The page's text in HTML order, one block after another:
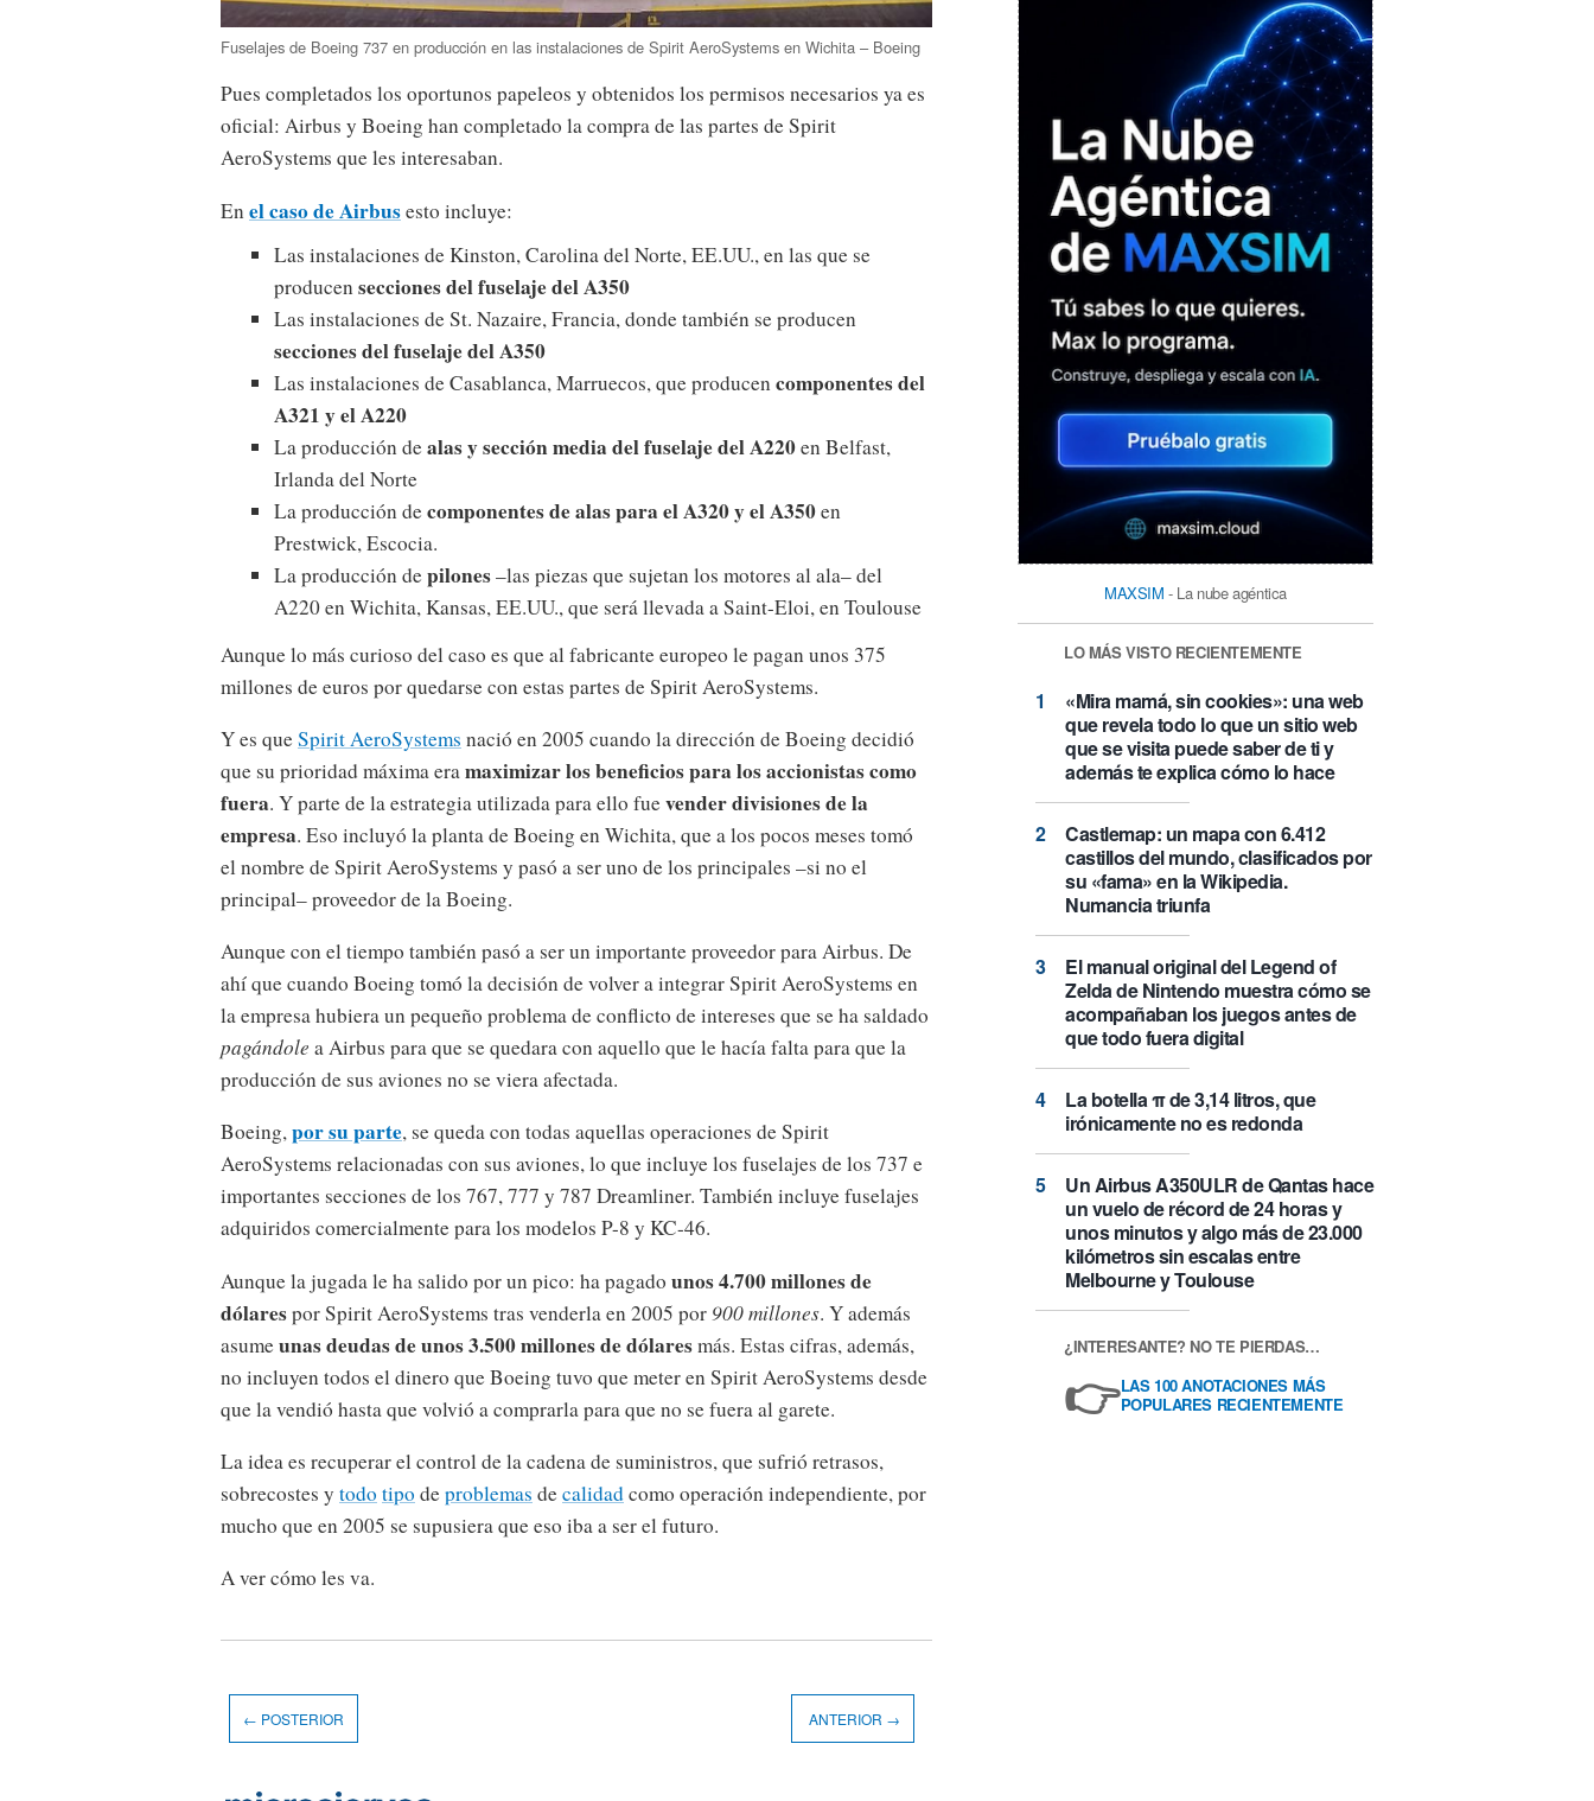
Fuselajes de Boeing 737 en producción en las instalaciones de Spirit AeroSystems en Wichita – Boeing
Pues completados los oportunos papeleos y obtenidos los permisos necesarios ya es
oficial: Airbus y Boeing han completado la compra de las partes de Spirit
AeroSystems que les interesaban.
En el caso de Airbusesto incluye:
Las instalaciones de Kinston, Carolina del Norte, EE.UU., en las que se
producensecciones del fuselaje del A350
Las instalaciones de St. Nazaire, Francia, donde también se producen
secciones del fuselaje del A350
Las instalaciones de Casablanca, Marruecos, que producencomponentes del
A321 y el A220
La producción dealas y sección media del fuselaje del A220en Belfast,
Irlanda del Norte
La producción decomponentes de alas para el A320 y el A350en
Prestwick, Escocia.
La producción depilones–las piezas que sujetan los motores al ala– del
A220 en Wichita, Kansas, EE.UU., que será llevada a Saint-Eloi, en Toulouse
Aunque lo más curioso del caso es que al fabricante europeo le pagan unos 375
millones de euros por quedarse con estas partes de Spirit AeroSystems.
Y es queSpirit AeroSystems nació en 2005 cuando la dirección de Boeing decidió
que su prioridad máxima eramaximizar los beneficios para los accionistas como
fuera. Y parte de la estrategia utilizada para ello fuevender divisiones de la
empresa. Eso incluyó la planta de Boeing en Wichita, que a los pocos meses tomó
el nombre de Spirit AeroSystems y pasó a ser uno de los principales –si no el
principal– proveedor de la Boeing.
Aunque con el tiempo también pasó a ser un importante proveedor para Airbus. De
ahí que cuando Boeing tomó la decisión de volver a integrar Spirit AeroSystems en
la empresa hubiera un pequeño problema de conflicto de intereses que se ha saldado
pagándole a Airbus para que se quedara con aquello que le hacía falta para que la
producción de sus aviones no se viera afectada.
Boeing,por su parte, se queda con todas aquellas operaciones de Spirit
AeroSystems relacionadas con sus aviones, lo que incluye los fuselajes de los 737 e
importantes secciones de los 767, 777 y 787 Dreamliner. También incluye fuselajes
adquiridos comercialmente para los modelos P-8 y KC-46.
Aunque la jugada le ha salido por un pico: ha pagado unos 4.700 millones de
dólarespor Spirit AeroSystems tras venderla en 2005 por 900 millones. Y además
asumeunas deudas de unos 3.500 millones de dólaresmás. Estas cifras, además,
no incluyen todos el dinero que Boeing tuvo que meter en Spirit AeroSystems desde
que la vendió hasta que volvió a comprarla para que no se fuera al garete.
La idea es recuperar el control de la cadena de suministros, que sufrió retrasos,
sobrecostes y todo tipo deproblemas decalidadcomo operación independiente, por
mucho que en 2005 se supusiera que eso iba a ser el futuro.
A ver cómo les va.
MAXSIM - La nube agéntica
LO MÁS VISTO RECIENTEMENTE
«Mira mamá, sin cookies»: una web
que revela todo lo que un sitio web
que se visita puede saber de ti y
además te explica cómo lo hace
Castlemap: un mapa con 6.412
castillos del mundo, clasificados por
su «fama» en la Wikipedia.
Numancia triunfa
El manual original del Legend of
Zelda de Nintendo muestra cómo se
acompañaban los juegos antes de
que todo fuera digital
La botella π de 3,14 litros, que
irónicamente no es redonda
Un Airbus A350ULR de Qantas hace
un vuelo de récord de 24 horas y
unos minutos y algo más de 23.000
kilómetros sin escalas entre
Melbourne y Toulouse
¿INTERESANTE? NO TE PIERDAS…
👉LAS 100 ANOTACIONES MÁS
POPULARES RECIENTEMENTE
← POSTERIOR ANTERIOR →